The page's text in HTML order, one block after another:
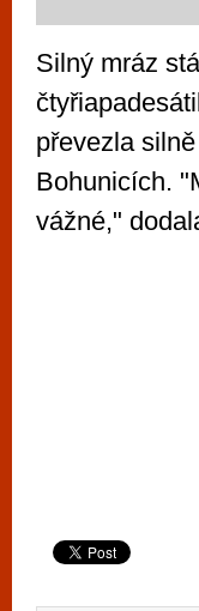
Silný mráz
převezla
Bohunicích.
vážné,"